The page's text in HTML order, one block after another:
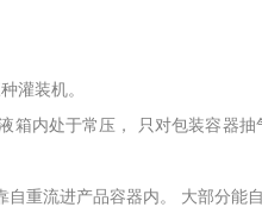
灌装机。
内处于常压， 只对包装容器
重流进产品容器内。 大部分